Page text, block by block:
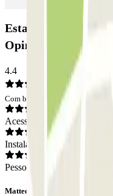
Estacionamento
Opiniões
4.4
Com base em 12 opiniões
Acesso
Instalações
Pessoal
Matteo